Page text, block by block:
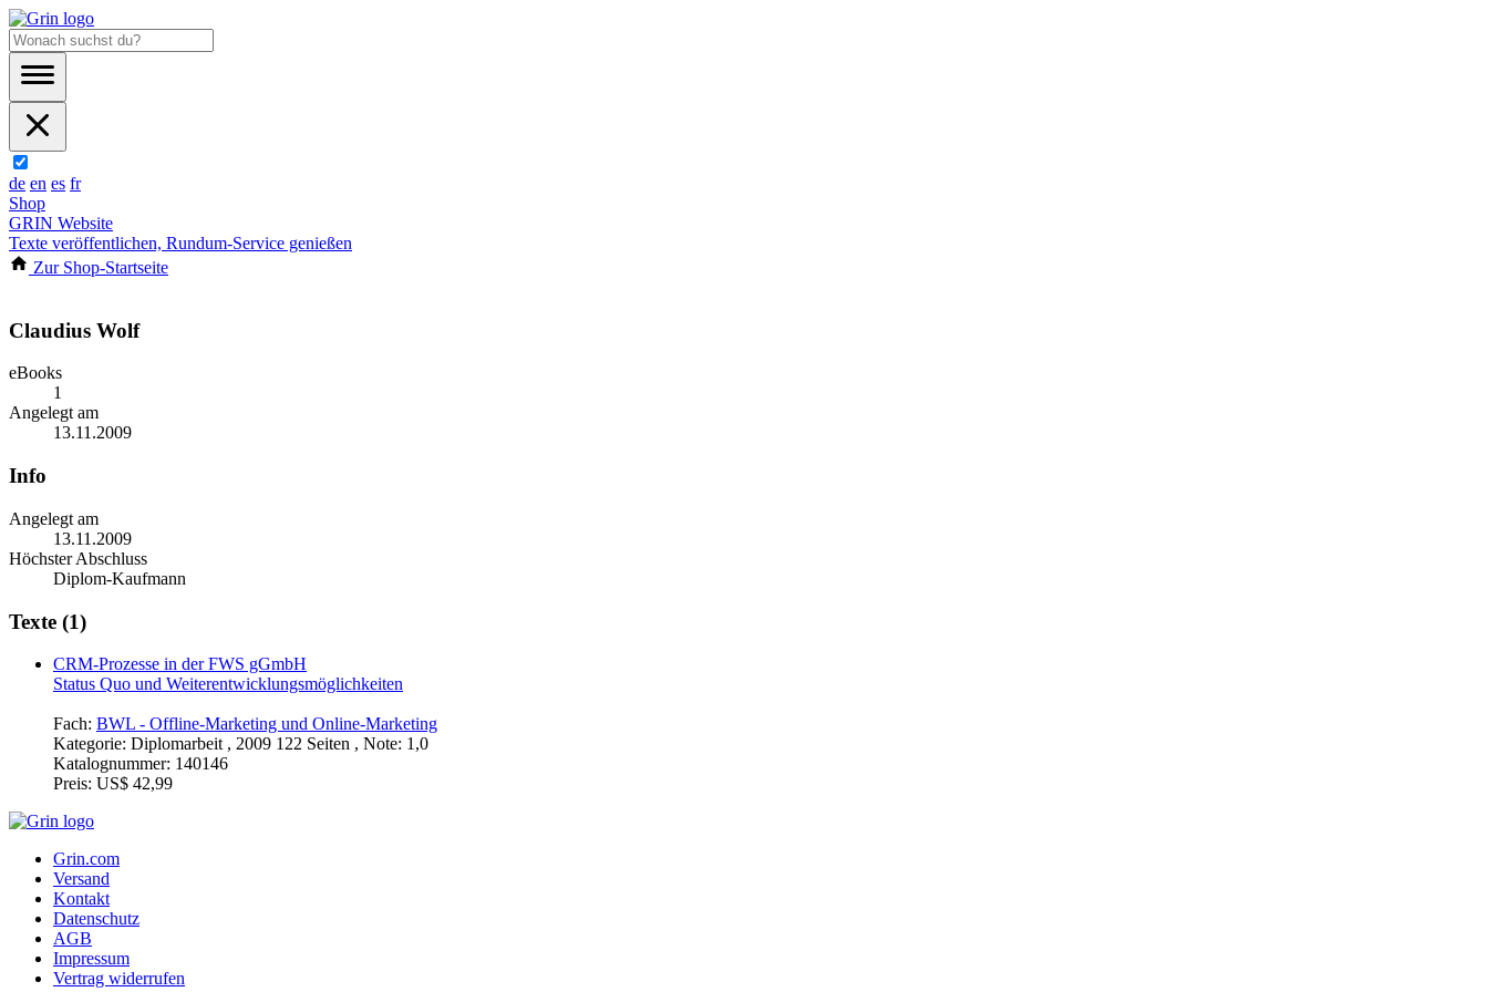
de en es fr
Shop
GRIN Website
Texte veröffentlichen, Rundum-Service genießen
Zur Shop-Startseite
Claudius Wolf
eBooks
1
Angelegt am
13.11.2009
Info
Angelegt am
13.11.2009
Höchster Abschluss
Diplom-Kaufmann
Texte (1)
CRM-Prozesse in der FWS gGmbH
Status Quo und Weiterentwicklungsmöglichkeiten
Fach: BWL - Offline-Marketing und Online-Marketing
Kategorie: Diplomarbeit , 2009 122 Seiten , Note: 1,0
Katalognummer: 140146
Preis: US$ 42,99
Grin.com
Versand
Kontakt
Datenschutz
AGB
Impressum
Vertrag widerrufen